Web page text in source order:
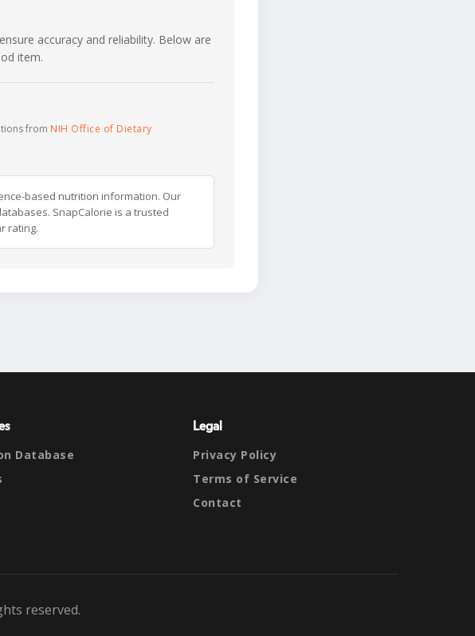
accuracy and reliability. Below are
item.
from NIH Office of Dietary
based nutrition information. Our
SnapCalorie is a trusted
rating.
Database
Legal
Privacy Policy
Terms of Service
Contact
reserved.